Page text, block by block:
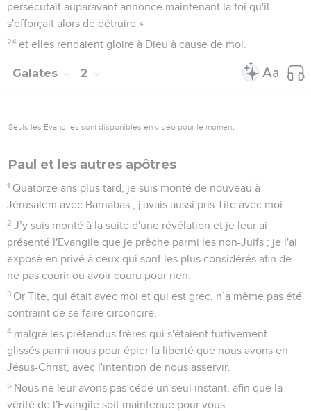
persécutait auparavant annonce maintenant la foi qu'il
s'efforçait alors de détruire »
24 et elles rendaient gloire à Dieu à cause de moi.
Galates 2
Seuls les Évangiles sont disponibles en vidéo pour le moment.
Paul et les autres apôtres
1 Quatorze ans plus tard, je suis monté de nouveau à
Jérusalem avec Barnabas ; j'avais aussi pris Tite avec moi.
2 J’y suis monté à la suite d'une révélation et je leur ai
présenté l'Evangile que je prêche parmi les non-Juifs ; je l'ai
exposé en privé à ceux qui sont les plus considérés afin de
ne pas courir ou avoir couru pour rien.
3 Or Tite, qui était avec moi et qui est grec, n’a même pas été
contraint de se faire circoncire,
4 malgré les prétendus frères qui s'étaient furtivement
glissés parmi nous pour épier la liberté que nous avons en
Jésus-Christ, avec l'intention de nous asservir.
5 Nous ne leur avons pas cédé un seul instant, afin que la
vérité de l'Evangile soit maintenue pour vous.